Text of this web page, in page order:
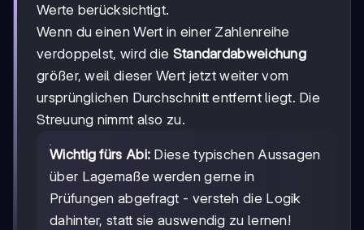
Werte berücksichtigt.
Wenn du einen Wert in einer Zahlenreihe
verdoppelst, wird die Standardabweichung
größer, weil dieser Wert jetzt weiter vom
ursprünglichen Durchschnitt entfernt liegt. Die
Streuung nimmt also zu.
Wichtig fürs Abi: Diese typischen Aussagen
über Lagemaße werden gerne in
Prüfungen abgefragt - versteh die Logik
dahinter, statt sie auswendig zu lernen!